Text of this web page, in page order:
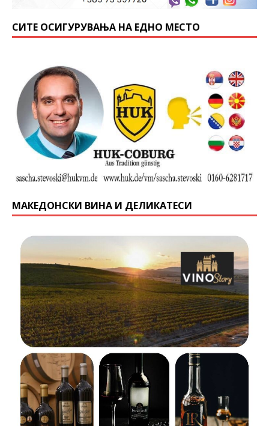
СИТЕ ОСИГУРУВАЊА НА ЕДНО МЕСТО
МАКЕДОНСКИ ВИНА И ДЕЛИКАТЕСИ